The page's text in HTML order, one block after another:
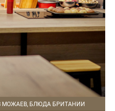
БЛЮДА БРИТАНИИ